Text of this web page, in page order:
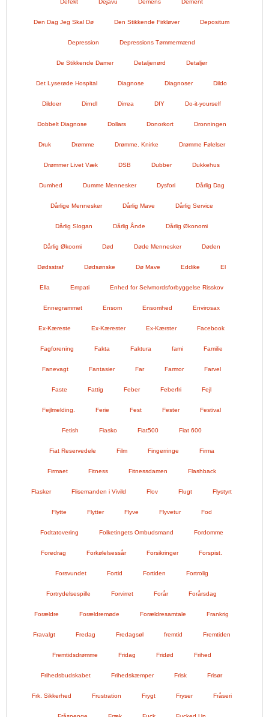
Den Dag Jeg Skal Dø Den Stikkende Firkløver Depositum
Depression Depressions Tømmermænd
De Stikkende Damer Detaljenørd Detaljer
Det Lyserøde Hospital Diagnose Diagnoser Dildo
Dildoer Dirndl Dirrea DIY Do-it-yourself
Dobbelt Diagnose Dollars Donorkort Dronningen
Druk Drømme Drømme. Knirke Drømme Følelser
Drømmer Livet Væk DSB Dubber Dukkehus
Dumhed Dumme Mennesker Dysfori Dårlig Dag
Dårlige Mennesker Dårlig Mave Dårlig Service
Dårlig Slogan Dårlig Ånde Dårlig Økonomi
Dårlig Økoomi Død Døde Mennesker Døden
Dødsstraf Dødsønske Dø Mave Eddike El
Ella Empati Enhed for Selvmordsforbyggelse Risskov
Ennegrammet Ensom Ensomhed Envirosax
Ex-Kæreste Ex-Kærester Ex-Kærster Facebook
Fagforening Fakta Faktura fami Familie
Fanevagt Fantasier Far Farmor Farvel
Faste Fattig Feber Feberfri Fejl
Fejlmelding. Ferie Fest Fester Festival
Fetish Fiasko Fiat500 Fiat 600
Fiat Reservedele Film Fingerringe Firma
Firmaet Fitness Fitnessdamen Flashback
Flasker Flisemanden i Vivild Flov Flugt Flystyrt
Flytte Flytter Flyve Flyvetur Fod
Fodtatovering Folketingets Ombudsmand Fordomme
Foredrag Forkølelsessår Forsikringer Forspist.
Forsvundet Fortid Fortiden Fortrolig
Fortrydelsespille Forvirret Forår Forårsdag
Forældre Forældremøde Forældresamtale Frankrig
Fravalgt Fredag Fredagsøl fremtid Fremtiden
Fremtidsdrømme Fridag Fridød Frihed
Frihedsbudskabet Frihedskæmper Frisk Frisør
Frk. Sikkerhed Frustration Frygt Fryser Fråseri